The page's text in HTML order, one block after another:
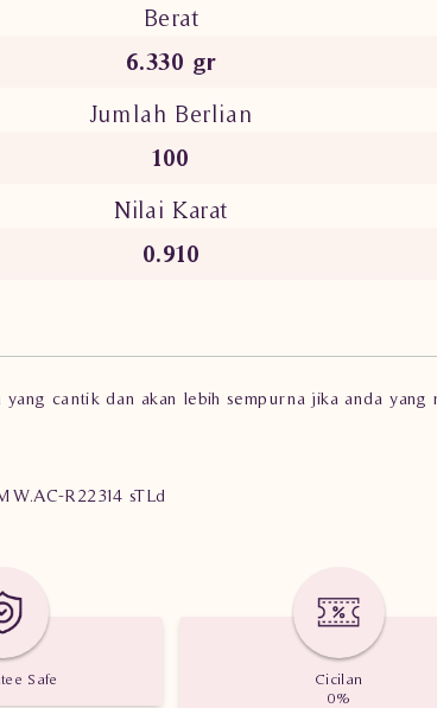
Berat
6.330 gr
Jumlah Berlian
100
Nilai Karat
0.910
cantik dan akan lebih sempurna jika anda yang
R22314 sTLd
Safe
Cicilan
0%